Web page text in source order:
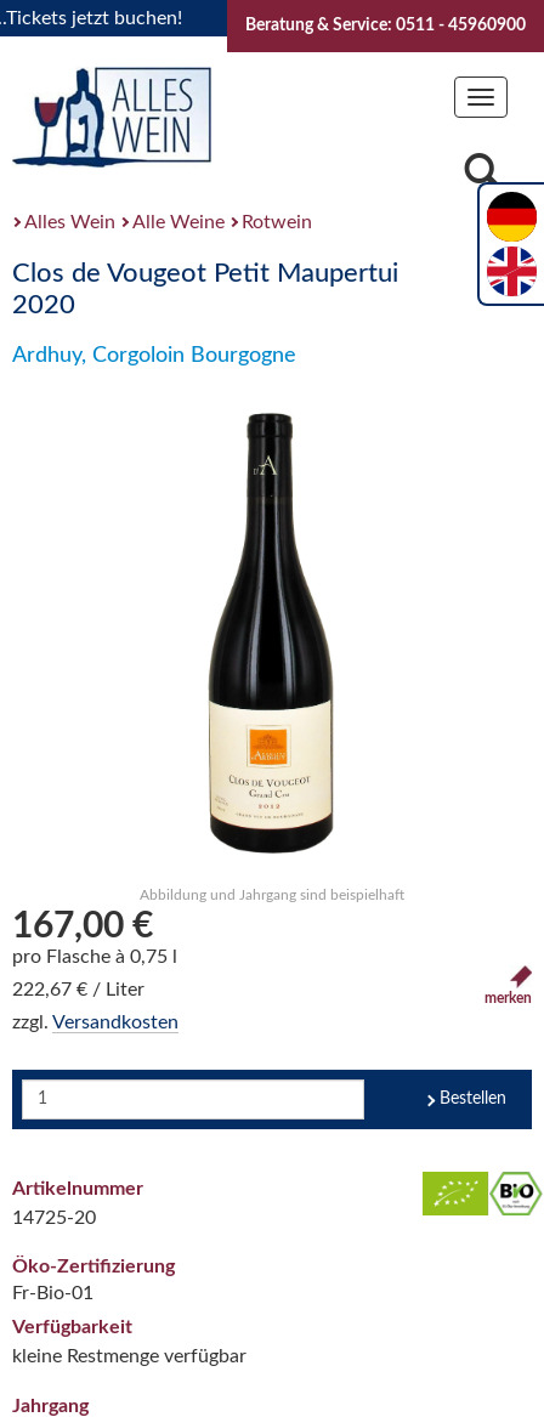
jetzt buchen! "Das Sommerfest 2026" Vive la
Beratung & Service: 0511 - 45960900
Toggle
Alles Wein Alle Weine Rotwein
Clos de Vougeot Petit Maupertui
2020
Ardhuy, Corgoloin Bourgogne
Abbildung und Jahrgang sind beispielhaft
167,00 €
pro Flasche à 0,75 l
222,67 € / Liter
zzgl. Versandkosten
merken
Bestellen
Artikelnummer
14725-20
Öko-Zertifizierung
Fr-Bio-01
Verfügbarkeit
kleine Restmenge verfügbar
Jahrgang